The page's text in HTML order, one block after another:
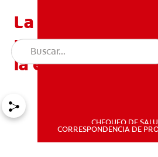
CHEQUEO DE
CORRESPONDENCIA DE
La relación entre
porphyromonas
la enfermedad